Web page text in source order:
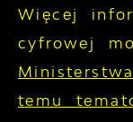
Więcej
cyfrowej
temu